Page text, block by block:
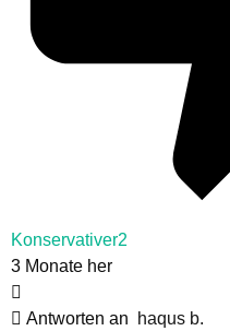
Konservativer2
3 Monate her
Antworten an haqus b.